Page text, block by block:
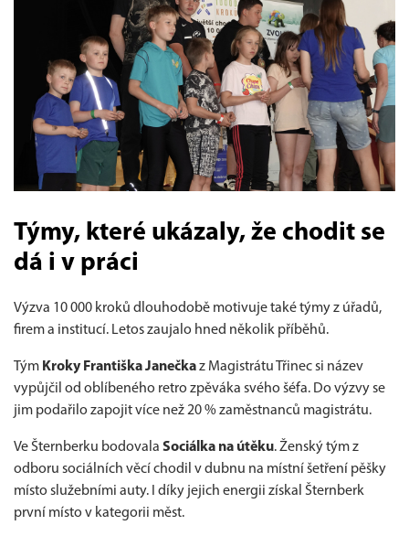
Týmy, které ukázaly, že chodit se
dá i v práci
Výzva 10 000 kroků dlouhodobě motivuje také týmy z úřadů,
firem a institucí. Letos zaujalo hned několik příběhů.
Tým Kroky Františka Janečkaz Magistrátu Třinec si název
vypůjčil od oblíbeného retro zpěváka svého šéfa. Do výzvy se
jim podařilo zapojit více než 20 % zaměstnanců magistrátu.
Ve Šternberku bodovala Sociálka na útěku. Ženský tým z
odboru sociálních věcí chodil v dubnu na místní šetření pěšky
místo služebními auty. I díky jejich energii získal Šternberk
první místo v kategorii měst.